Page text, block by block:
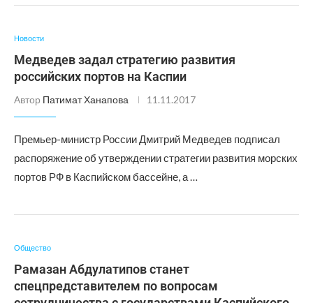
Новости
Медведев задал стратегию развития
российских портов на Каспии
Автор Патимат Ханапова 11.11.2017
Премьер-министр России Дмитрий Медведев подписал
распоряжение об утверждении стратегии развития морских
портов РФ в Каспийском бассейне, а …
Общество
Рамазан Абдулатипов станет
спецпредставителем по вопросам